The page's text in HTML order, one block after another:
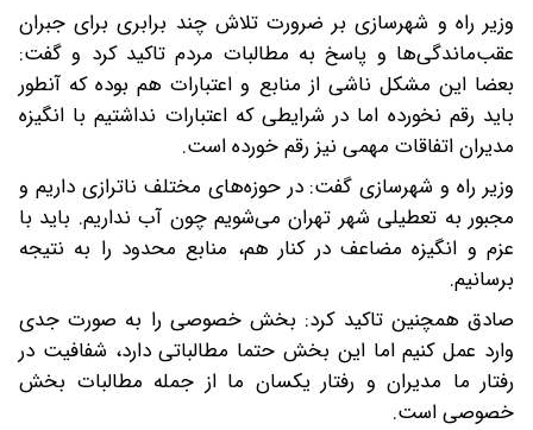
وزیر راه و شهرسازی بر ضرورت تلاش چند برابری برای جبران
عقب‌ماندگی‌ها و پاسخ به مطالبات مردم تاکید کرد و گفت:
بعضا این مشکل ناشی از منابع و اعتبارات هم بوده که آنطور
باید رقم نخورده اما در شرایطی که اعتبارات نداشتیم با انگیزه
مدیران اتفاقات مهمی نیز رقم خورده است.
وزیر راه و شهرسازی گفت: در حوزه‌های مختلف ناترازی داریم و
مجبور به تعطیلی شهر تهران می‌شویم چون آب نداریم. باید با
عزم و انگیزه‌ مضاعف در کنار هم، منابع محدود را به نتیجه
برسانیم.
صادق همچنین تاکید کرد: بخش خصوصی را به صورت جدی
وارد عمل کنیم اما این بخش حتما مطالباتی دارد، شفافیت در
رفتار ما مدیران و رفتار یکسان ما از جمله مطالبات بخش
خصوصی است.